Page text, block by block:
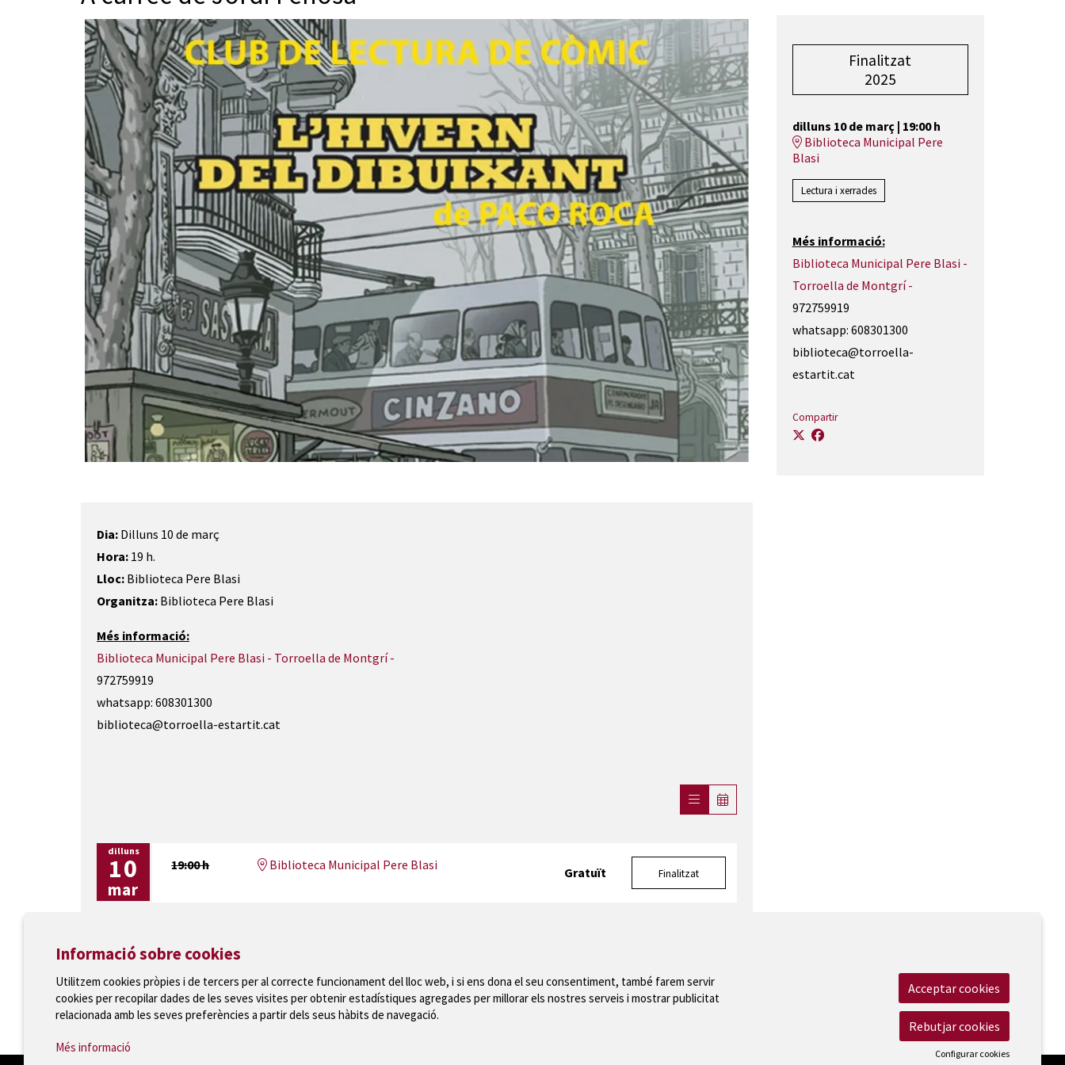
Dia: Dilluns 10 de març
Hora: 19 h.
Lloc: Biblioteca Pere Blasi
Organitza: Biblioteca Pere Blasi
Més informació:
Biblioteca Municipal Pere Blasi - Torroella de Montgrí -
972759919
whatsapp: 608301300
biblioteca@torroella-estartit.cat
dilluns
10
mar
19:00 h Biblioteca Municipal Pere Blasi Gratuït Finalitzat
Finalitzat
2025
dilluns 10 de març | 19:00 h
Biblioteca Municipal Pere
Blasi
Lectura i xerrades
Més informació:
Biblioteca Municipal Pere Blasi -
Torroella de Montgrí -
972759919
whatsapp: 608301300
biblioteca@torroella-
estartit.cat
Compartir
Ajuntament de Torroella de Montgrí
T 972 75 81 12 · Plaça de la Vila, 1 · 17257 Torroella de Montgrí
Mapa del web | Avís Legal Accessibilitat
Informació sobre cookies
Utilitzem cookies pròpies i de tercers per al correcte funcionament del lloc web, i si ens dona el seu consentiment, també farem servir
cookies per recopilar dades de les seves visites per obtenir estadístiques agregades per millorar els nostres serveis i mostrar publicitat
relacionada amb les seves preferències a partir dels seus hàbits de navegació.
Més informació
Acceptar cookies
Rebutjar cookies
Configurar cookies